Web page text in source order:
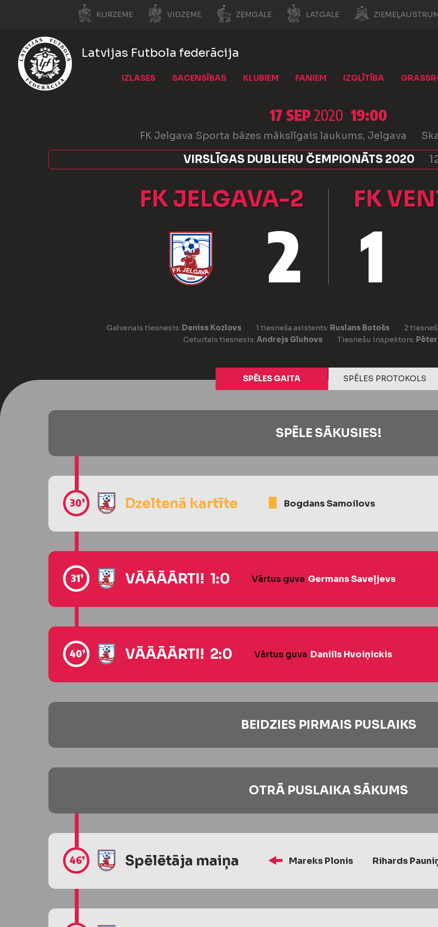
KURZEME VIDZEME ZEMGALE LATGALE
Latvijas Futbola federācija
IZLASES SACENSĪBAS KLUBIEM FANIEM IZGLĪTĪBA
17 SEP2020 19:00
FK Jelgava Sporta bāzes mākslīgais laukums, Jelgava
VIRSLĪGAS DUBLIERU ČEMPIONĀTS 2020
FK JELGAVA-2 FK
2 1
Galvenais tiesnesis: Deniss Kozlovs 1 tiesneša asistents: Ruslans Botošs
2
Ceturtais tiesnesis: Andrejs Gluhovs Tiesnešu inspektors:
SPĒLES GAITA SPĒLES PROTOKOLS
SPĒLE SĀKUSIES!
30’ Dzeltenā kartīte Bogdans Samoilovs
31’ VĀĀĀĀRTI! 1:0 Vārtus guva Germans Saveļjevs
40’ VĀĀĀĀRTI! 2:0 Vārtus guva Daniils Hvoiņickis
BEIDZIES PIRMAIS PUSLAIKS
OTRĀ PUSLAIKA SĀKUMS
46’ Spēlētāja maiņa Mareks Plonis Rihards